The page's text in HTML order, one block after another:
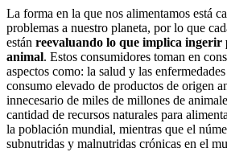
La forma en la que nos alimentamos está
problemas a nuestro planeta, por lo que
están reevaluando lo que implica ingerir
animal. Estos consumidores toman en
aspectos como: la salud y las
consumo elevado de productos de origen
innecesario de miles de millones de
cantidad de recursos naturales para
la población mundial, mientras que el
subnutridas y malnutridas crónicas en el